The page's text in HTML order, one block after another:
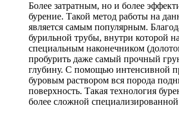
Более затратным, но и более
бурение. Такой метод работы на
является самым популярным.
бурильной трубы, внутри которой
специальным наконечником
пробурить даже самый прочный
глубину. С помощью интенсивной
буровым раствором вся порода
поверхность. Такая технология
более сложной